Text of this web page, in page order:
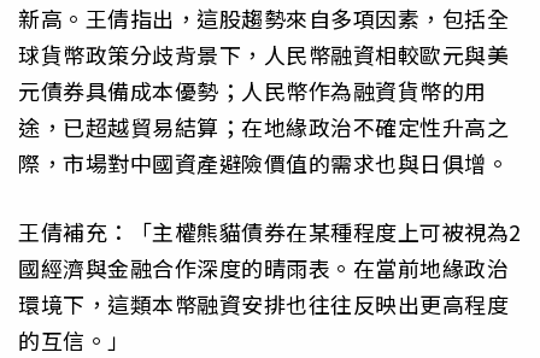
新高。王倩指出，這股趨勢來自多項因素，包括全
球貨幣政策分歧背景下，人民幣融資相較歐元與美
元債券具備成本優勢；人民幣作為融資貨幣的用
途，已超越貿易結算；在地緣政治不確定性升高之
際，市場對中國資產避險價值的需求也與日俱增。
王倩補充：「主權熊貓債券在某種程度上可被視為2
國經濟與金融合作深度的晴雨表。在當前地緣政治
環境下，這類本幣融資安排也往往反映出更高程度
的互信。」